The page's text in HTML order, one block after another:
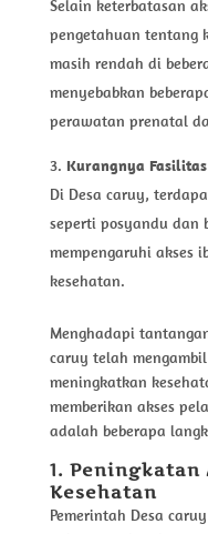
Selain keterbatasan
pengetahuan tentang
masih rendah di
menyebabkan
perawatan prenatal
Kurangnya
Di Desa caruy,
seperti posyandu dan
mempengaruhi akses
kesehatan.
Menghadapi
caruy telah
meningkatkan
memberikan akses
adalah beberapa
1. Peningkatan
Kesehatan
Pemerintah Desa